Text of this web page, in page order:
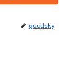
goodsky